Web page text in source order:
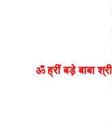
ॐ ह्रीं बड़े बाबा